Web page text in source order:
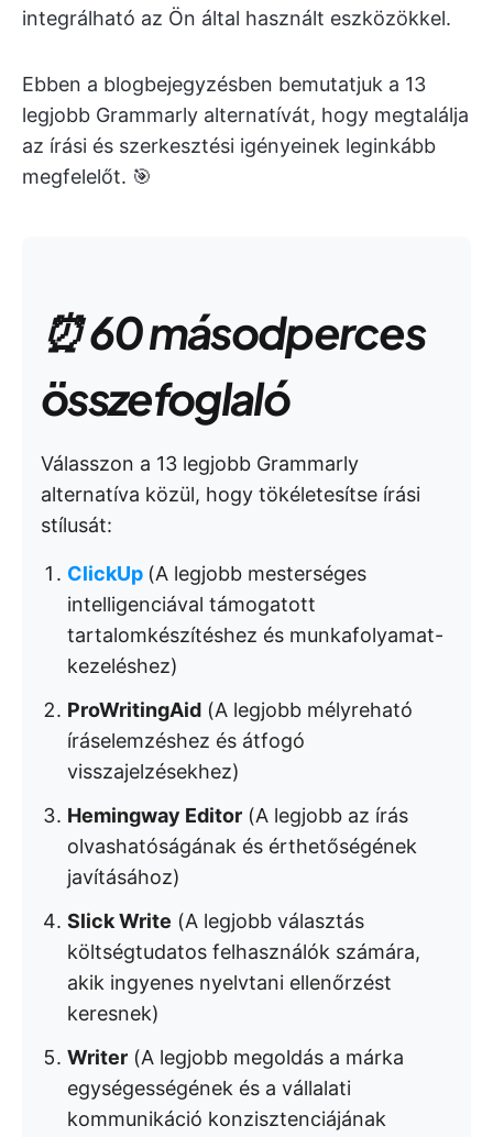
integrálható az Ön által használt eszközökkel.
Ebben a blogbejegyzésben bemutatjuk a 13
legjobb Grammarly alternatívát, hogy megtalálja
az írási és szerkesztési igényeinek leginkább
megfelelőt. 🎯
⏰ 60 másodperces
összefoglaló
Válasszon a 13 legjobb Grammarly
alternatíva közül, hogy tökéletesítse írási
stílusát:
ClickUp (A legjobb mesterséges
intelligenciával támogatott
tartalomkészítéshez és munkafolyamat-
kezeléshez)
ProWritingAid (A legjobb mélyreható
íráselemzéshez és átfogó
visszajelzésekhez)
Hemingway Editor (A legjobb az írás
olvashatóságának és érthetőségének
javításához)
Slick Write (A legjobb választás
költségtudatos felhasználók számára,
akik ingyenes nyelvtani ellenőrzést
keresnek)
Writer (A legjobb megoldás a márka
egységességének és a vállalati
kommunikáció konzisztenciájának